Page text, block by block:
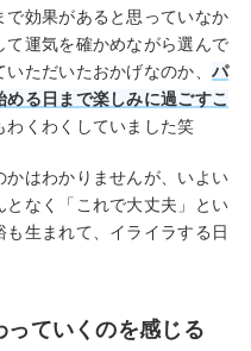
で効果があると思っていなか
て運気を確かめながら選んで
ただいたおかげなのか、 パ
る日まで楽しみに過ごすこ
わくわくしていました笑
かはわかりませんが、いよい
となく「これで大丈夫」とい
生まれて、イライラする日
っていくのを感じる